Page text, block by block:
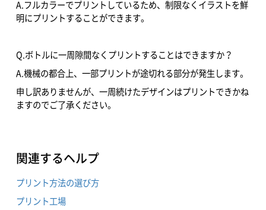
A.フルカラーでプリントしているため、制限なくイラストを鮮
明にプリントすることができます。
Q.ボトルに一周隙間なくプリントすることはできますか？
A.機械の都合上、一部プリントが途切れる部分が発生します。
申し訳ありませんが、一周続けたデザインはプリントできかね
ますのでご了承ください。
関連するヘルプ
プリント方法の選び方
プリント工場